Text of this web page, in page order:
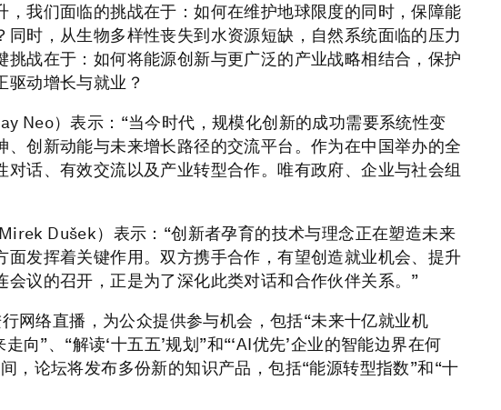
我们面临的挑战在于：如何在维护地球限度的同时，保障能
时，从生物多样性丧失到水资源短缺，自然系统面临的压力
挑战在于：如何将能源创新与更广泛的产业战略相结合，保护
驱动增长与就业？
Neo）表示：“当今时代，规模化创新的成功需要系统性变
创新动能与未来增长路径的交流平台。作为在中国举办的全
话、有效交流以及产业转型合作。唯有政府、企业与社会组
Dušek）表示：“创新者孕育的技术与理念正在塑造未来
发挥着关键作用。双方携手合作，有望创造就业机会、提升
议的召开，正是为了深化此类对话和合作伙伴关系。”
网络直播，为公众提供参与机会，包括“未来十亿就业机
向”、“解读‘十五五’规划”和“‘AI优先’企业的智能边界在何
，论坛将发布多份新的知识产品，包括“能源转型指数”和“十